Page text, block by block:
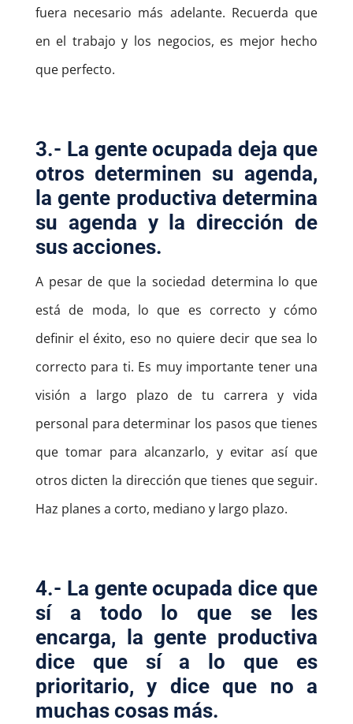
fuera necesario más adelante. Recuerda que
en el trabajo y los negocios, es mejor hecho
que perfecto.
3.- La gente ocupada deja que
otros determinen su agenda,
la gente productiva determina
su agenda y la dirección de
sus acciones.
A pesar de que la sociedad determina lo que
está de moda, lo que es correcto y cómo
definir el éxito, eso no quiere decir que sea lo
correcto para ti. Es muy importante tener una
visión a largo plazo de tu carrera y vida
personal para determinar los pasos que tienes
que tomar para alcanzarlo, y evitar así que
otros dicten la dirección que tienes que seguir.
Haz planes a corto, mediano y largo plazo.
4.- La gente ocupada dice que
sí a todo lo que se les
encarga, la gente productiva
dice que sí a lo que es
prioritario, y dice que no a
muchas cosas más.